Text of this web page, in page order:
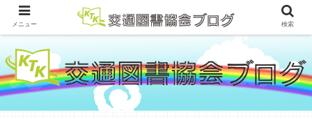
メニュー 検索